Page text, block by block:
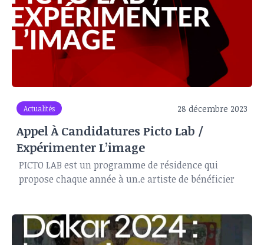
Actualités 28 décembre 2023
Appel À Candidatures Picto Lab /
Expérimenter L’image
PICTO LAB est un programme de résidence qui
propose chaque année à un.e artiste de bénéficier
Paris au sein du réseau de laboratoires et d 'ateliers
de production de PICTO.